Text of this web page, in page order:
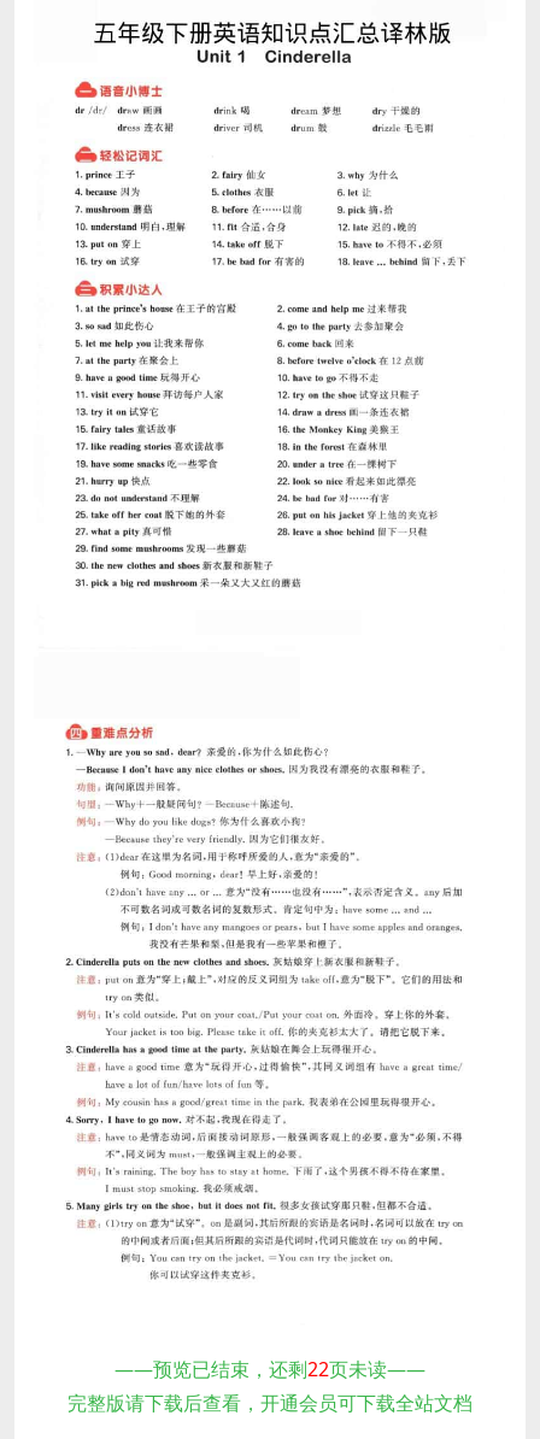
——预览已结束，还剩22页未读——
完整版请下载后查看，开通会员可下载全站文档